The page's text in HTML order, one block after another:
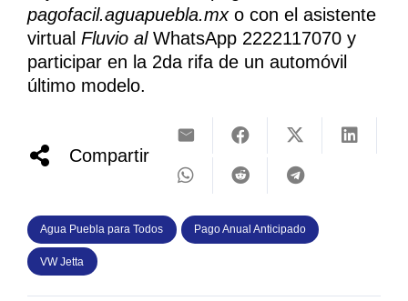
pagofacil.aguapuebla.mxo con el asistente
virtual Fluvio al WhatsApp 2222117070 y
participar en la 2da rifa de un automóvil
último modelo.
Compartir
Agua Puebla para Todos Pago Anual Anticipado
VW Jetta